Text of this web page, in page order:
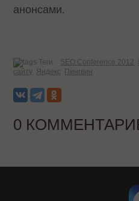
анонсами.
Теги: SEO Conference 2012
сайту Яндекс Пингвин
0